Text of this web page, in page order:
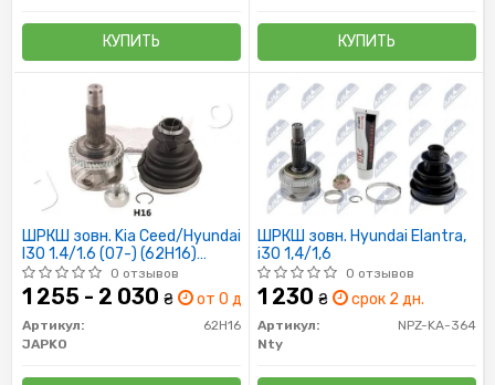
КУПИТЬ КУПИТЬ
ШРКШ зовн. Kia Ceed/Hyundai
I30 1.4/1.6 (07-) (62H16)
JAPKO
0 отзывов
1 255 - 2 030 ₴ от 0 дн.
Артикул:
62H16
JAPKO
ШРКШ зовн. Hyundai Elantra,
i30 1,4/1,6
0 отзывов
1 230 ₴ срок 2 дн.
Артикул:
NPZ-KA-364
Nty